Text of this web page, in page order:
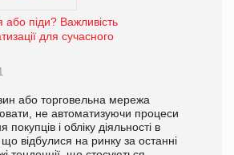
або піди? Важливість
для сучасного
або торговельна мережа
не автоматизуючи процеси
покупців і обліку діяльності в
відбулися на ринку за останні